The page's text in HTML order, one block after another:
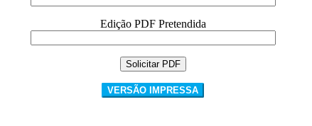
Edição PDF Pretendida
VERSÃO IMPRESSA